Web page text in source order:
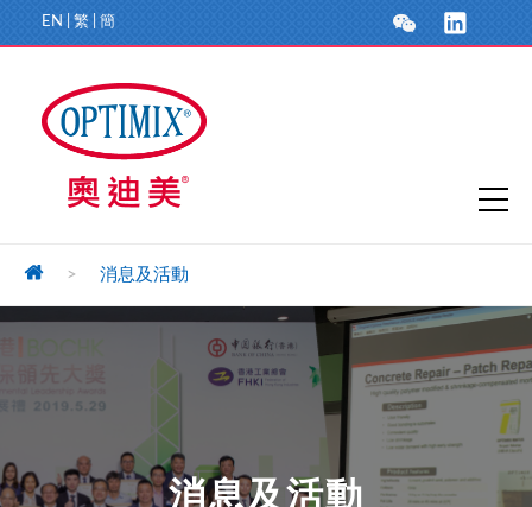
EN 繁 簡
> 消息及活動
消息及活動